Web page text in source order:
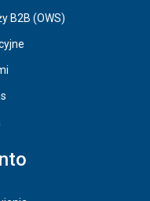
B2B (OWS)